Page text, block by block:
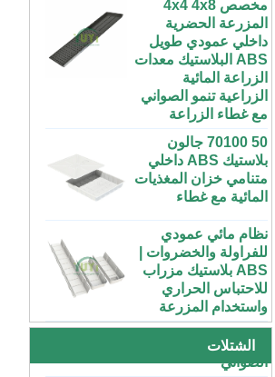
داخلي عمودي طويل
ABS البلاستيك معدات
الزراعة المائية
الزراعية تنمو الصواني
مع غطاء الزراعة
50 70100 جالون
بلاستيك ABS داخلي
متنامي خزان المغذيات
المائية مع غطاء
للفراولة والخضروات |
ABS بلاستيك مزراب
للاحتباس الحراري
واستخدام المزرعة
طاولة زراعة بلاستيكية
كبيرة رخيصة الثمن
4x4 4x6 4x8 للبيع
الشتلات
72 خلية رخيصة
الطماطم القرنبيط
الاسكواش الباذنجان
الأسود PS الشتلات
البلاستيكية داخلي بدء
الصواني
XTB 32 خلية قابلة